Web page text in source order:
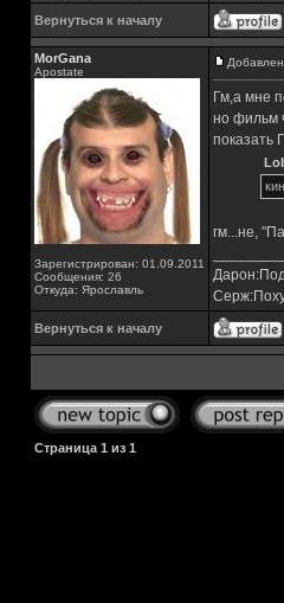
Вернуться к началу
MorGana
Apostate
Зарегистрирован: 01.09.2011
Сообщения: 26
Откуда: Ярославль
Гм,а мне
но фильм
показать
гм...не,
Вернуться к началу
Страница 1 из 1